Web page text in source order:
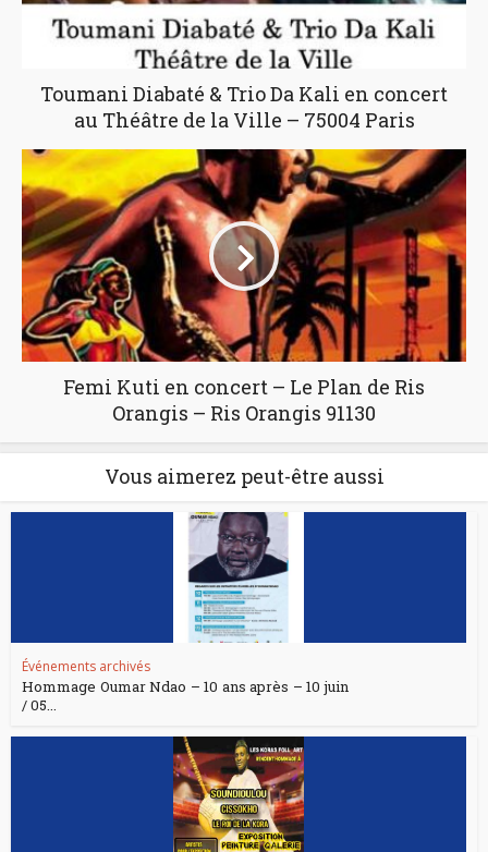
Toumani Diabaté & Trio Da Kali en concert
au Théâtre de la Ville – 75004 Paris
Femi Kuti en concert – Le Plan de Ris
Orangis – Ris Orangis 91130
Vous aimerez peut-être aussi
Événements archivés
Hommage Oumar Ndao – 10 ans après – 10 juin
/ 05...